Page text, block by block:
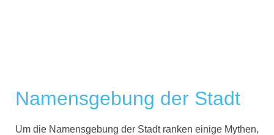
Namensgebung der Stadt
Um die Namensgebung der Stadt ranken einige Mythen,